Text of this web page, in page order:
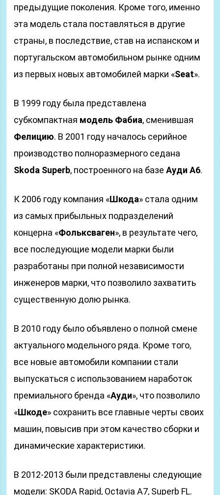
предыдущие поколения. Кроме того, именно
эта модель стала поставляться в другие
страны, в последствие, став на испанском и
португальском автомобильном рынке одним
из первых новых автомобилей марки «Seat».
В 1999 году была представлена
субкомпактная модель Фабиа, сменившая
Фелицию. В 2001 году началось серийное
производство полноразмерного седана
Skoda Superb, построенного на базеАуди А6.
К 2006 году компания «Шкода» стала одним
из самых прибыльных подразделений
концерна «Фольксваген», в результате чего,
все последующие модели марки были
разработаны при полной независимости
инженеров марки, что позволило захватить
существенную долю рынка.
В 2010 году было объявлено о полной смене
актуального модельного ряда. Кроме того,
все новые автомобили компании стали
выпускаться с использованием наработок
премиального бренда «Ауди», что позволило
«Шкоде» сохранить все главные черты своих
машин, повысив при этом качество сборки и
динамические характеристики.
В 2012-2013 были представлены следующие
модели: SKODA Rapid, Octavia A7, Superb FL.